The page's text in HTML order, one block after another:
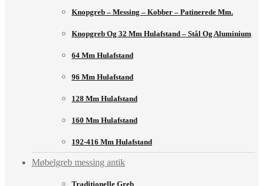
Knopgreb – Messing – Kobber – Patinerede Mm.
Knopgreb Og 32 Mm Hulafstand – Stål Og Aluminium
64 Mm Hulafstand
96 Mm Hulafstand
128 Mm Hulafstand
160 Mm Hulafstand
192-416 Mm Hulafstand
Møbelgreb messing antik
Traditionelle Greb